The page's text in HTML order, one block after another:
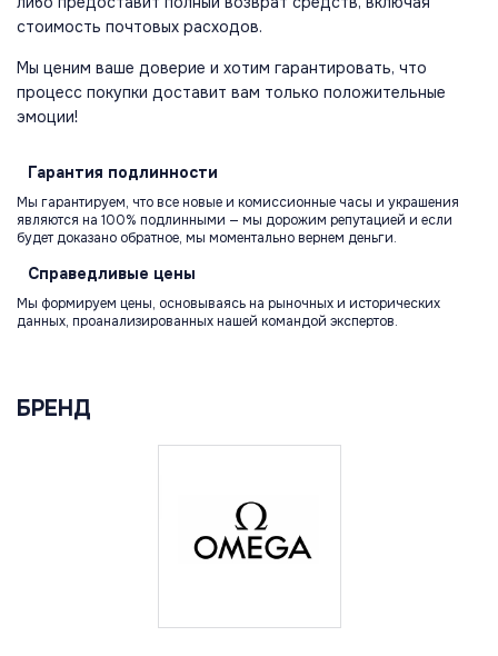
стоимость почтовых расходов.
Мы ценим ваше доверие и хотим гарантировать, что
процесс покупки доставит вам только положительные
эмоции!
Гарантия подлинности
Мы гарантируем, что все новые и комиссионные часы и украшения
являются на 100% подлинными — мы дорожим репутацией и если
будет доказано обратное, мы моментально вернем деньги.
Справедливые цены
Мы формируем цены, основываясь на рыночных и исторических
данных, проанализированных нашей командой экспертов.
БРЕНД